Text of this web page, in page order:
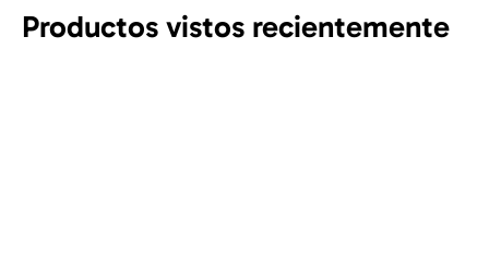
Productos vistos recientemente